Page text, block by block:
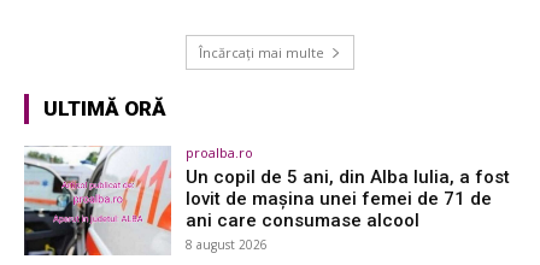
Încărcați mai multe
ULTIMĂ ORĂ
proalba.ro
Un copil de 5 ani, din Alba Iulia, a fost
lovit de mașina unei femei de 71 de
ani care consumase alcool
8 august 2026